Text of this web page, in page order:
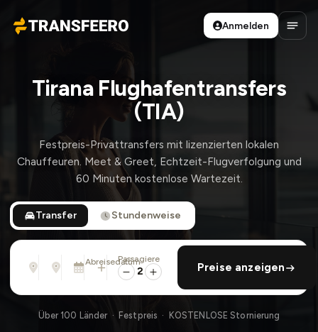
Transfeero
Anmelden
Tirana Flughafentransfers
(TIA)
Festpreis-Privattransfers mit lizenzierten lokalen
Chauffeuren. Meet & Greet, Echtzeit-Flugverfolgung und
60 Minuten kostenlose Wartezeit.
Transfer Stundenweise
Von
Adresse, Flughafen, Hotel, ...
Nach
Adresse, Flughafen, Hotel, ...
Abreisedatum
Sa., 8. Aug. · 01:45 PM
rückfahrt hinzufügen
Passagiere
2 Preise anzeigen
Über 100 Länder · Festpreis · KOSTENLOSE Stornierung